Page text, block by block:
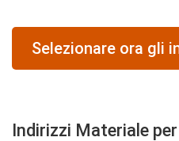
Selezionare ora gli
Indirizzi Materiale